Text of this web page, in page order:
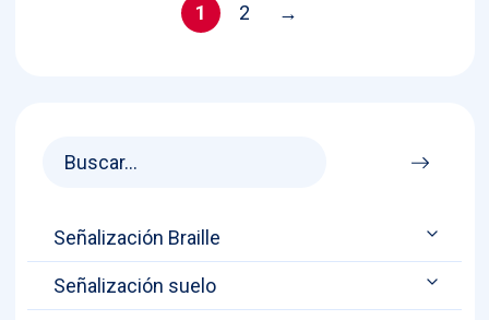
Señalización Braille
Señalización suelo
1 2 →